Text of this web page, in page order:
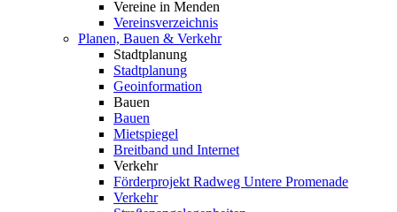
Vereine in Menden
Vereinsverzeichnis
Planen, Bauen & Verkehr
Stadtplanung
Stadtplanung
Geoinformation
Bauen
Bauen
Mietspiegel
Breitband und Internet
Verkehr
Förderprojekt Radweg Untere Promenade
Verkehr